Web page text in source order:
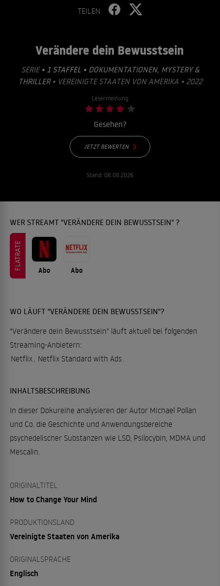
TEILEN
Verändere dein Bewusstsein
SERIE • 1 STAFFEL • DOKUMENTATIONEN, MYSTERY &
THRILLER• VEREINIGTE STAATEN VON AMERIKA • 2022
Lesermeinung
Gesehen?
JETZT BEWERTEN
Stand: 08.08.2026
WER STREAMT "VERÄNDERE DEIN BEWUSSTSEIN" ?
FLATRATE Abo Abo
WO LÄUFT "VERÄNDERE DEIN BEWUSSTSEIN"?
"Verändere dein Bewusstsein" läuft aktuell bei folgenden
Streaming-Anbietern:
Netflix Netflix Standard with Ads
INHALTSBESCHREIBUNG
In dieser Dokureihe analysieren der Autor Michael Pollan
und Co. die Geschichte und Anwendungsbereiche
psychedelischer Substanzen wie LSD, Psilocybin, MDMA und
Mescalin.
ORIGINALTITEL
How to Change Your Mind
PRODUKTIONSLAND
Vereinigte Staaten von Amerika
ORIGINALSPRACHE
Englisch